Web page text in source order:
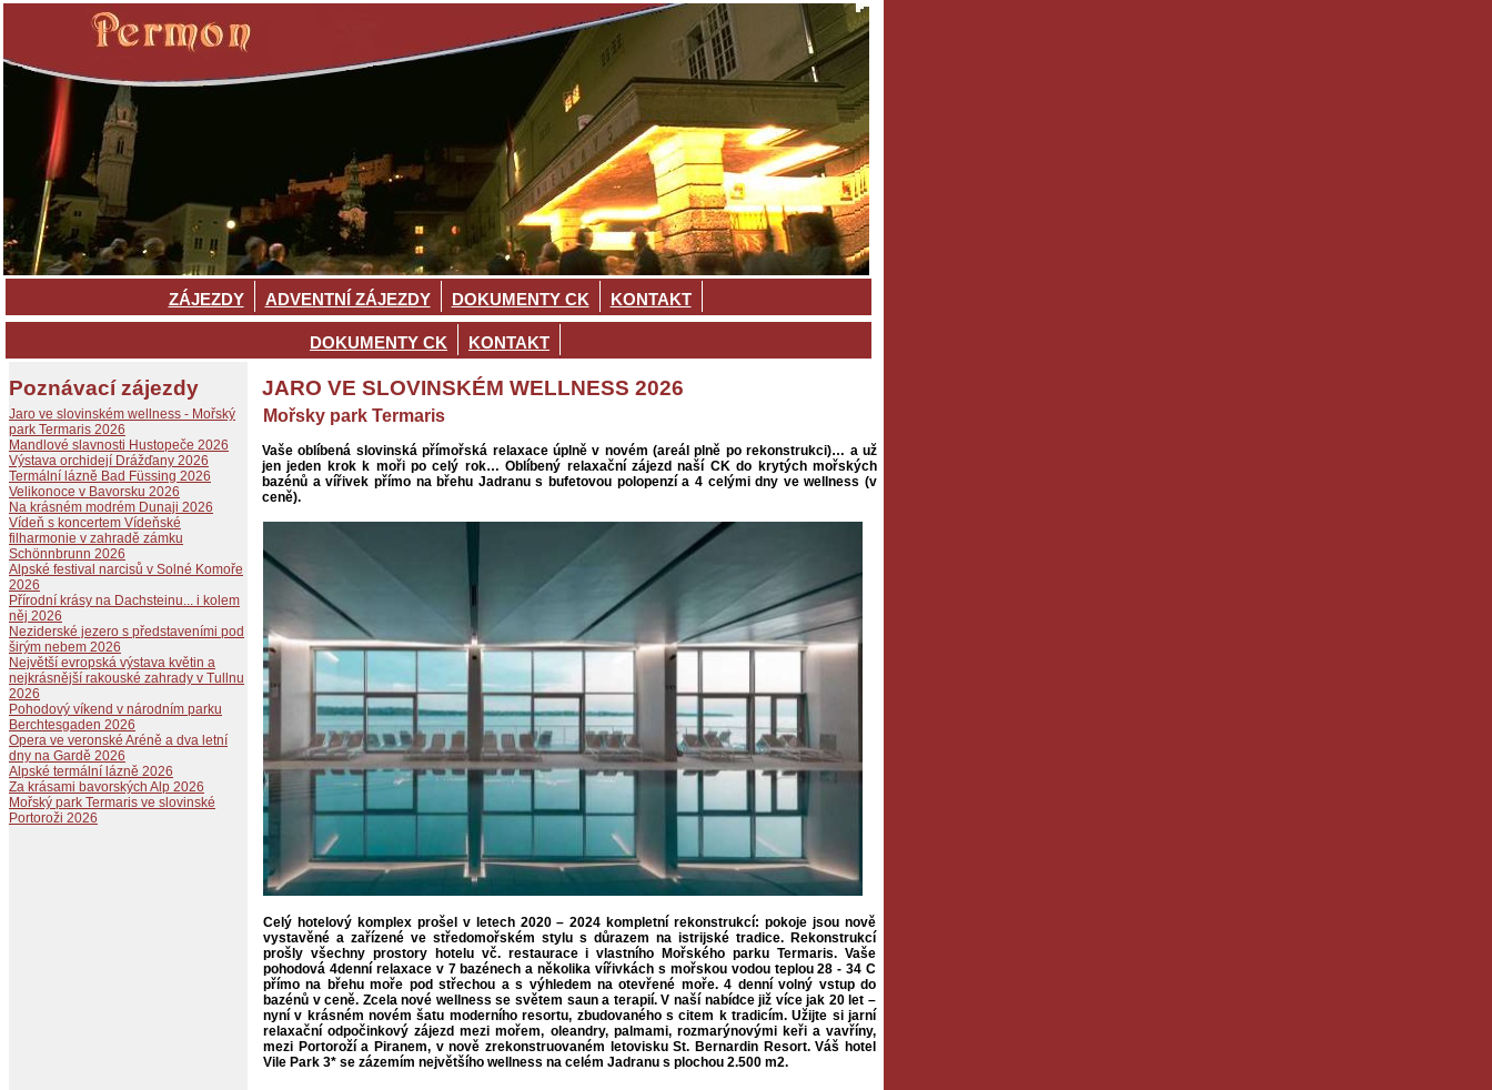
ZÁJEZDY ADVENTNÍ ZÁJEZDY DOKUMENTY CK KONTAKT
DOKUMENTY CK KONTAKT
Poznávací zájezdy
Jaro ve slovinském wellness - Mořský
park Termaris 2026
Mandlové slavnosti Hustopeče 2026
Výstava orchidejí Drážďany 2026
Termální lázně Bad Füssing 2026
Velikonoce v Bavorsku 2026
Na krásném modrém Dunaji 2026
Vídeň s koncertem Vídeňské
filharmonie v zahradě zámku
Schönnbrunn 2026
Alpské festival narcisů v Solné Komoře
2026
Přírodní krásy na Dachsteinu... i kolem
něj 2026
Neziderské jezero s představeními pod
širým nebem 2026
Největší evropská výstava květin a
nejkrásnější rakouské zahrady v Tullnu
2026
Pohodový víkend v národním parku
Berchtesgaden 2026
Opera ve veronské Aréně a dva letní
dny na Gardě 2026
Alpské termální lázně 2026
Za krásami bavorských Alp 2026
Mořský park Termaris ve slovinské
Portoroži 2026
JARO VE SLOVINSKÉM WELLNESS 2026
Mořsky park Termaris
Vaše oblíbená slovinská přímořská relaxace úplně v novém (areál plně po rekonstrukci)… a už
jen jeden krok k moři po celý rok… Oblíbený relaxační zájezd naší CK do krytých mořských
bazénů a vířivek přímo na břehu Jadranu s bufetovou polopenzí a 4 celými dny ve wellness (v
ceně).
Celý hotelový komplex prošel v letech 2020 – 2024 kompletní rekonstrukcí: pokoje jsou nově
vystavěné a zařízené ve středomořském stylu s důrazem na istrijské tradice. Rekonstrukcí
prošly všechny prostory hotelu vč. restaurace i vlastního Mořského parku Termaris. Vaše
pohodová 4denní relaxace v 7 bazénech a několika vířivkách s mořskou vodou teplou 28 - 34 C
přímo na břehu moře pod střechou a s výhledem na otevřené moře. 4 denní volný vstup do
bazénů v ceně. Zcela nové wellness se světem saun a terapií. V naší nabídce již více jak 20 let –
nyní v krásném novém šatu moderního resortu, zbudovaného s citem k tradicím. Užijte si jarní
relaxační odpočinkový zájezd mezi mořem, oleandry, palmami, rozmarýnovými keři a vavříny,
mezi Portoroží a Piranem, v nově zrekonstruovaném letovisku St. Bernardin Resort. Váš hotel
Vile Park 3* se zázemím největšího wellness na celém Jadranu s plochou 2.500 m2.